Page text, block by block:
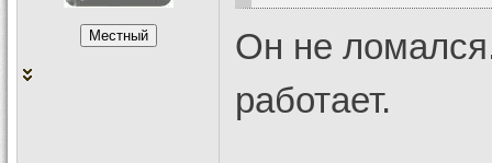
Он не
работает.